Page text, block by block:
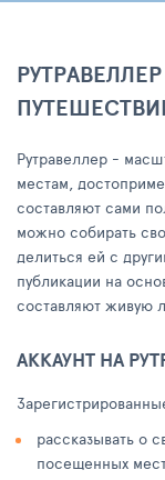
Рутравеллер -
местам,
составляют сами
можно собирать
делиться ей с
публикации на
составляют живую
АККАУНТ НА
рассказывать о
посещенных